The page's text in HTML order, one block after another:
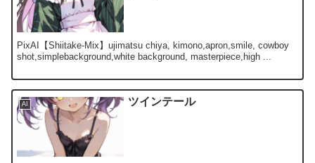
PixAI【Shiitake-Mix】ujimatsu chiya, kimono,apron,smile, cowboy
shot,simplebackground,white background, masterpiece,high ...
AI ツインテール